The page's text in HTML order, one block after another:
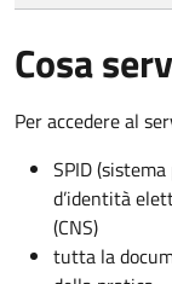
Cosa
Per accedere al
SPID
d’identità
(CNS)
tutta la